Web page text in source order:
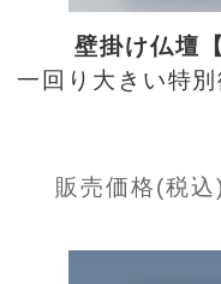
壁掛け仏壇
一回り大きい特
販売価格(税込